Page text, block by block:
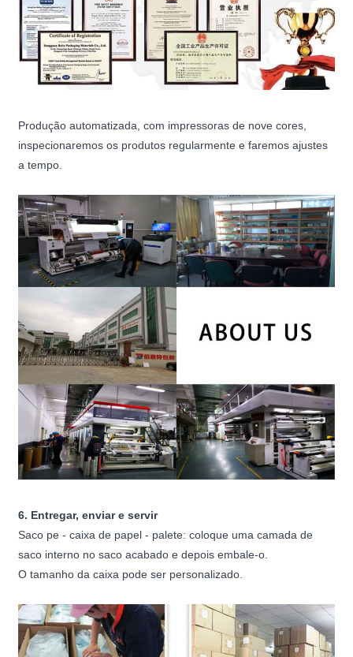
Produção automatizada, com impressoras de nove cores,
inspecionaremos os produtos regularmente e faremos ajustes
a tempo.
6. Entregar, enviar e servir
Saco pe - caixa de papel - palete: coloque uma camada de
saco interno no saco acabado e depois embale-o.
O tamanho da caixa pode ser personalizado.